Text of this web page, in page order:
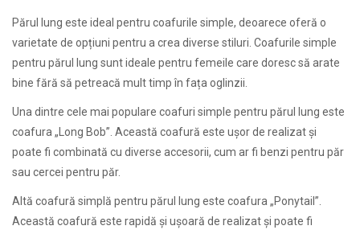
Părul lung este ideal pentru coafurile simple, deoarece oferă o
varietate de opțiuni pentru a crea diverse stiluri. Coafurile simple
pentru părul lung sunt ideale pentru femeile care doresc să arate
bine fără să petreacă mult timp în fața oglinzii.
Una dintre cele mai populare coafuri simple pentru părul lung este
coafura „Long Bob”. Această coafură este ușor de realizat și
poate fi combinată cu diverse accesorii, cum ar fi benzi pentru păr
sau cercei pentru păr.
Altă coafură simplă pentru părul lung este coafura „Ponytail”.
Această coafură este rapidă și ușoară de realizat și poate fi